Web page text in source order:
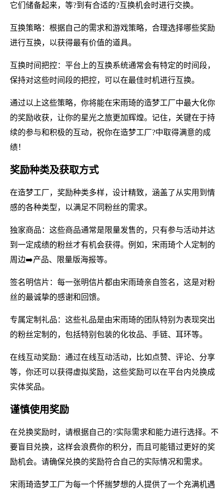
它们储备起来，等?到有合适的?互换机会时进行交换。
互换策略：根据自己的需求和游戏策略，合理选择哪些奖励
进行互换，以获得最有价值的道具。
互换时间把控：平台上的互换系统通常会有特定的时间段，
保持对这些时间段的把控，可以在最佳时机进行互换。
通过以上这些策略，你将能在宋雨琦的造梦工厂中最大化你
的奖励收获，让你的星光之旅更加辉煌。记住，关键在于持
续的参与和积极的互动，祝你在造梦工厂?中取得满意的成
绩！
奖励种类及获取方式
在造梦工厂，奖励种类多样，设计精致，涵盖了从实用到情
感的各种类型，以满足不同粉丝的需求。
独家商品：这些商品通常是限量发售的，只有参与活动并达
到一定成绩的粉丝才有机会获得。例如，宋雨琦个人定制的
周边➡️产品、限量版海报等。
签名明信片：每一张明信片都由宋雨琦亲自签名，这是对粉
丝的最诚挚的感谢和回馈。
专属定制礼品：这些礼品是由宋雨琦的团队特别为表现突出
的粉丝定制的，包括特别包装的化妆品、手链、耳环等。
在线互动奖励：通过在线互动活动，比如点赞、评论、分享
等，你还可以获得虚拟奖励，这些奖励可以在平台内兑换成
实体奖品。
谨慎使用奖励
在兑换奖励时，请根据自己的?实际需求和能力进行选择。不
要盲目兑换，这样会浪费你的积分，而且可能错过更好的奖
励机会。请确保兑换的奖励符合自己的实际情况和需求。
宋雨琦造梦工厂为每一个怀揣梦想的人提供了一个充满机遇